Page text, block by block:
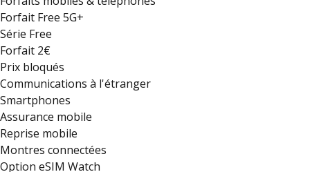
Forfait Free 5G+
Série Free
Forfait 2€
Prix bloqués
Communications à l'étranger
Smartphones
Assurance mobile
Reprise mobile
Montres connectées
Option eSIM Watch